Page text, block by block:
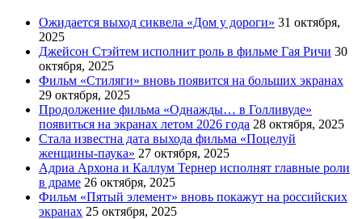
Ожидается выход сиквела «Дом у дороги» 31 октября,
2025
Джейсон Стэйтем исполнит роль в фильме Гая Ричи 30
октября, 2025
Фильм «Стиляги» вновь появится на больших экранах
29 октября, 2025
Продолжение фильма «Однажды… в Голливуде»
появиться на экранах летом 2026 года 28 октября, 2025
Стала известна дата выхода фильма «Поцелуй
женщины-паука» 27 октября, 2025
Адриа Архона и Каллум Тернер исполнят главные роли
в драме 26 октября, 2025
Фильм «Пятый элемент» вновь покажут на российских
экранах 25 октября, 2025